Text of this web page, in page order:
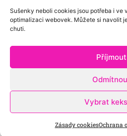
Sušenky neboli cookies jsou potřeba i ve
optimalizaci webovek. Můžete si navolit
chuti.
Příjmout
Vybrat
Zásady cookiesOchrana